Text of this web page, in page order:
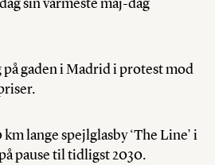
på gaden i Madrid i protest mod
lange spejlglasby ‘The Line’ i
pause til tidligst 2030.